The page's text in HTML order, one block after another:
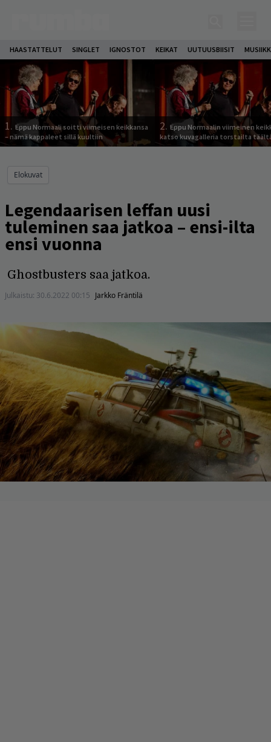
HAASTATTELUT SINGLET IGNOSTOT KEIKAT UUTUUSBIISIT
1. Eppu Normaali soitti viimeisen keikkansa
– nämä kappaleet sillä kuultiin
2. Eppu Normaalin viimeinen
katso kuvagalleria torstailta
Elokuvat
Legendaarisen leffan uusi
tuleminen saa jatkoa – ensi-ilta
ensi vuonna
Ghostbusters saa jatkoa.
Julkaistu: 30.6.2022 00:15 Jarkko Fräntilä